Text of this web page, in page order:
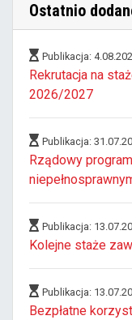
Ostatnio
Publikacja:
Rekrutacja na
2026/2027
Publikacja:
Rządowy
Publikacja:
Kolejne staże
Publikacja:
Bezpłatne